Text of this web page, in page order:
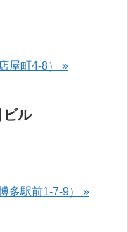
屋町4-8） »
ビル
多駅前1-7-9） »